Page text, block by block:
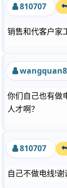
810707
销售和代客户家
你们自己也有做
人才啊？
810707
自己不做电线!